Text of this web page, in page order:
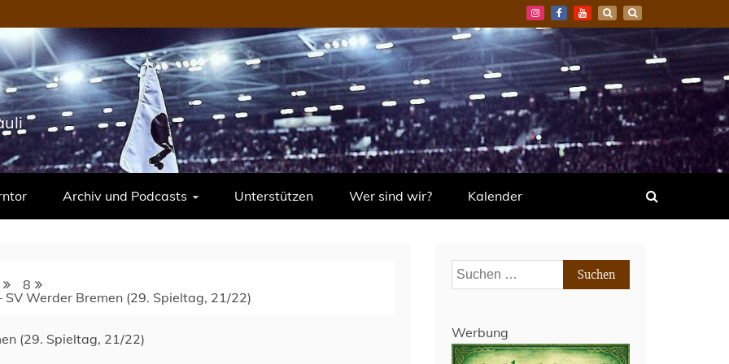
Archiv und Podcasts Unterstützen Wer sind wir? Kalender
8
SV Werder Bremen (29. Spieltag, 21/22)
Suchen
nach:
Werbung